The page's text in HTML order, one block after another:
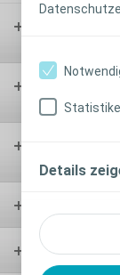
Details
versorgung
ServiceWelt